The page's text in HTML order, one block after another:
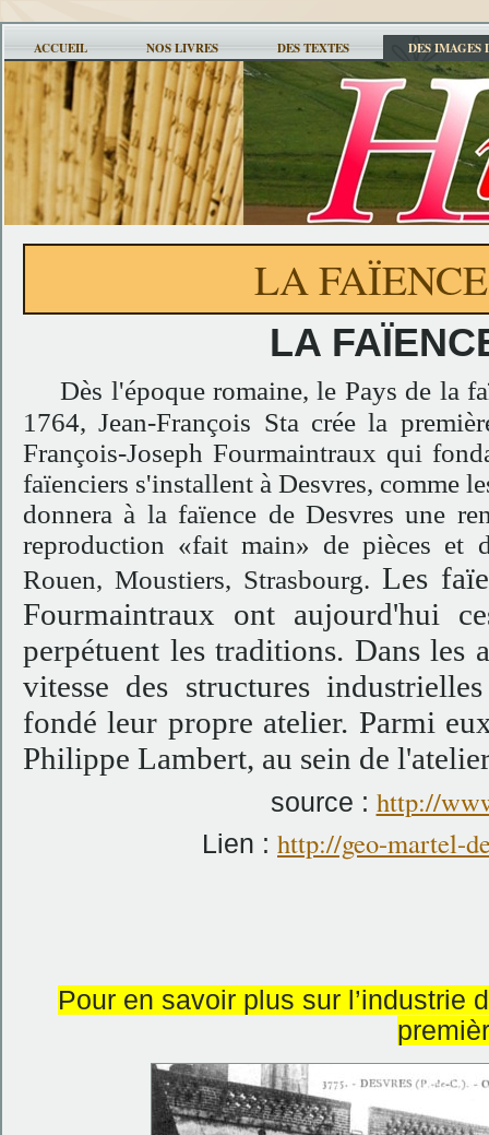
ACCUEIL NOS LIVRES DES TEXTES DES IMAGES
LA
LA
Dès l'époque romaine, le Pays de la
1764, Jean-François Sta crée la
François-Joseph Fourmaintraux qui
faïenciers s'installent à Desvres, comme
donnera à la faïence de Desvres une
reproduction «fait main» de pièces et
Rouen, Moustiers, Strasbourg. Les
Fourmaintraux ont aujourd'hui
perpétuent les traditions. Dans les
vitesse des structures
fondé leur propre atelier. Parmi
Philippe Lambert, au sein de
source : http://
Lien : http://geo-martel-
Pour en savoir plus sur l’industrie